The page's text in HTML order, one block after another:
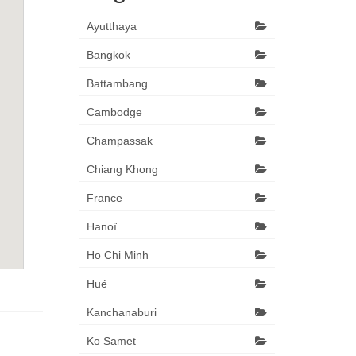
Ayutthaya
Bangkok
Battambang
Cambodge
Champassak
Chiang Khong
France
Hanoï
Ho Chi Minh
Hué
Kanchanaburi
Ko Samet